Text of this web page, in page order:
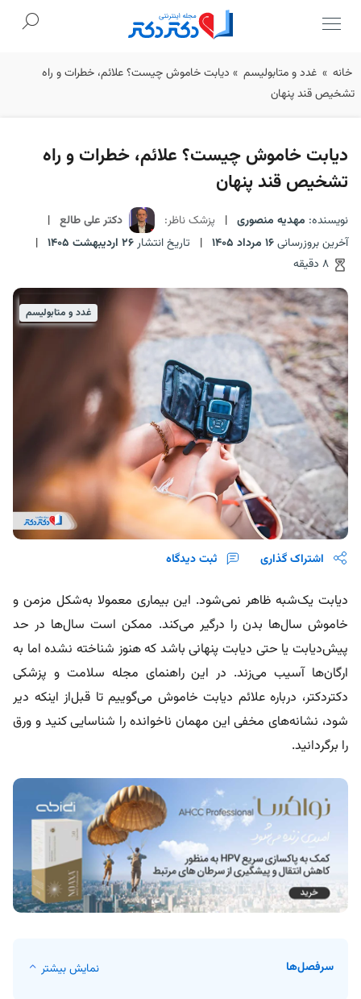
Skip
to
خانه » غدد و متابولیسم » دیابت خاموش چیست؟ علائم، خطرات و راه
تشخیص قند پنهان
دیابت خاموش چیست؟ علائم، خطرات و راه
تشخیص قند پنهان
نویسنده: مهدیه منصوری | پزشک ناظر: دکتر علی طالع |
آخرین بروزرسانی16 مرداد 1405 | تاریخ انتشار26 اردیبهشت 1405
|
غدد و متابولیسم
اشتراک گذاری ثبت دیدگاه
دیابت یک‌شبه ظاهر نمی‌شود. این بیماری معمولا به‌شکل مزمن و
خاموش سال‌ها بدن را درگیر می‌کند. ممکن است سال‌ها در حد
پیش‌دیابت یا حتی دیابت پنهانی باشد که هنوز شناخته نشده اما به
ارگان‌ها آسیب می‌زند. در این راهنمای مجله سلامت و پزشکی
دکتردکتر، درباره علائم دیابت خاموش می‌گوییم تا قبل‌از اینکه دیر
شود، نشانه‌های مخفی این مهمان ناخوانده را شناسایی کنید و ورق
را برگردانید.
سرفصل‌ها نمایش بیشتر